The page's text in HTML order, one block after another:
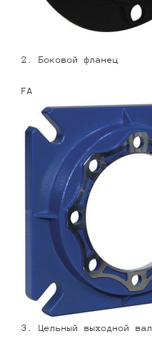
2. Боковой фланец
FA
3. Цельный выходной вал